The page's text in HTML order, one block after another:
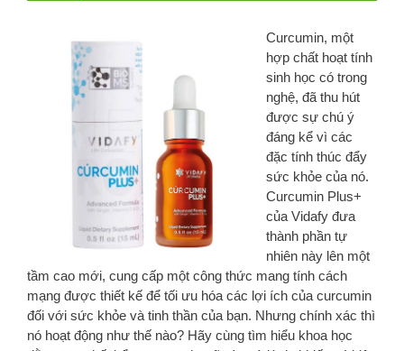
Curcumin, một
hợp chất hoạt tính
sinh học có trong
nghệ, đã thu hút
được sự chú ý
đáng kể vì các
đặc tính thúc đẩy
sức khỏe của nó.
Curcumin Plus+
của Vidafy đưa
thành phần tự
nhiên này lên một
tầm cao mới, cung cấp một công thức mang tính cách
mạng được thiết kế để tối ưu hóa các lợi ích của curcumin
đối với sức khỏe và tinh thần của bạn. Nhưng chính xác thì
nó hoạt động như thế nào? Hãy cùng tìm hiểu khoa học